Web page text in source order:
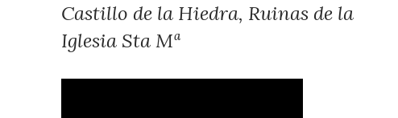
Castillo de la Hiedra, Ruinas de la
Iglesia Sta Mª